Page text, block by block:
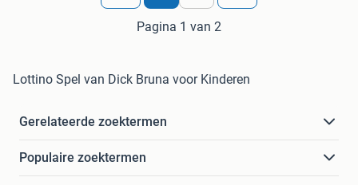
Pagina 1 van 2
Lottino Spel van Dick Bruna voor Kinderen
Gerelateerde zoektermen
Populaire zoektermen